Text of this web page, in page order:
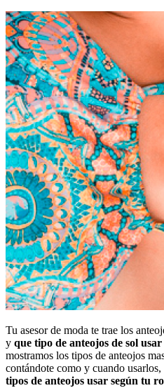
Tu asesor de moda te trae los
y que tipo de anteojos de sol
mostramos los tipos de anteojos
contándote como y cuando
tipos de anteojos usar según tu